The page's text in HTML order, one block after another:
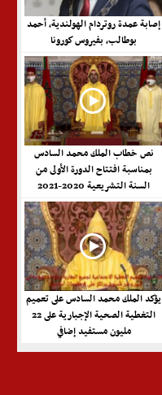
إصابة عمدة روتردام الهولندية، أحمد
بوطالب، بفيروس كورونا
نص خطاب الملك محمد السادس
بمناسبة افتتاح الدورة الأولى من
السنة التشريعية 2020-2021
يؤكد الملك محمد السادس على تعميم
التغطية الصحية الإجبارية على 22
مليون مستفيد إضافي